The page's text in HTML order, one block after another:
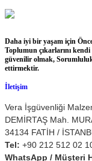
Daha iyi bir yaşam için
Toplumun çıkarlarını
güvenilir olmak,
ettirmektir.
İletişim
Vera İşgüvenliği
DEMİRTAŞ Mah.
34134 FATİH /
Tel: +90 212 512 02
WhatsApp / Müşteri